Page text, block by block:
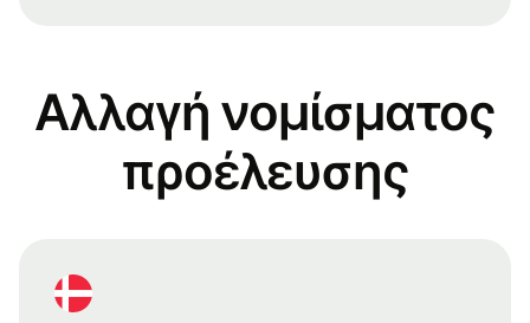
Αλλαγή νομίσματος
προέλευσης